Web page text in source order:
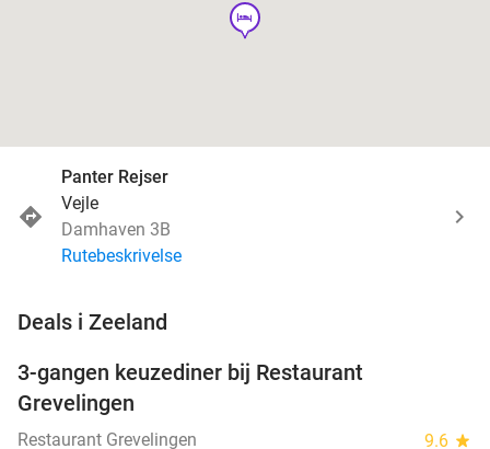
hotel
Panter Rejser
Vejle
Damhaven 3B
Rutebeskrivelse
Deals i Zeeland
3-gangen keuzediner bij Restaurant
Grevelingen
Restaurant Grevelingen 9.6 star